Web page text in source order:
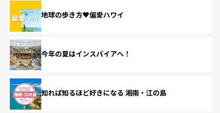
地球の歩き方♥偏愛ハワイ
今年の夏はインスパイアへ！
知れば知るほど好きになる 湘南・江の島